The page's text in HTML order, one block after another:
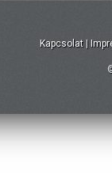
Kapcsolat |